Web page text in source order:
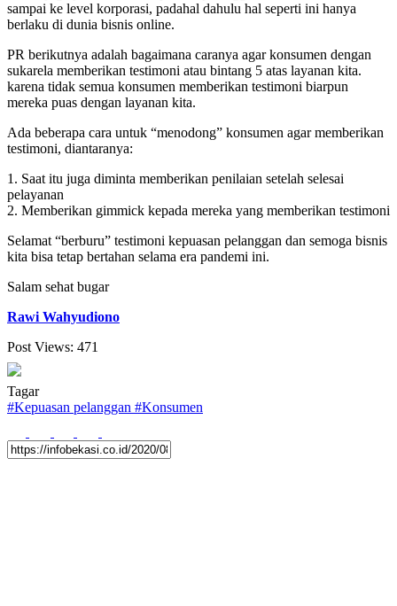
sampai ke level korporasi, padahal dahulu hal seperti ini hanya
berlaku di dunia bisnis online.
PR berikutnya adalah bagaimana caranya agar konsumen dengan
sukarela memberikan testimoni atau bintang 5 atas layanan kita.
karena tidak semua konsumen memberikan testimoni biarpun
mereka puas dengan layanan kita.
Ada beberapa cara untuk “menodong” konsumen agar memberikan
testimoni, diantaranya:
1. Saat itu juga diminta memberikan penilaian setelah selesai
pelayanan
2. Memberikan gimmick kepada mereka yang memberikan testimoni
Selamat “berburu” testimoni kepuasan pelanggan dan semoga bisnis
kita bisa tetap bertahan selama era pandemi ini.
Salam sehat bugar
Rawi Wahyudiono
Post Views: 471
Tagar
#Kepuasan pelanggan #Konsumen